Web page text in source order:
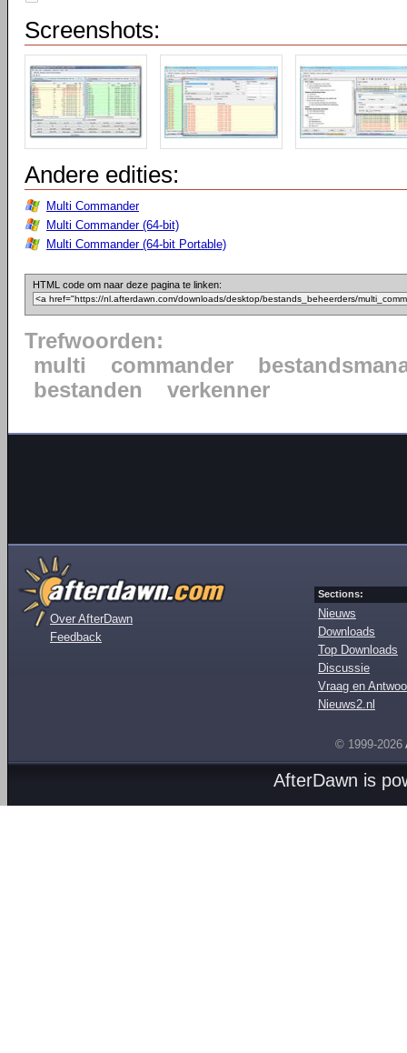
Screenshots:
Andere edities:
Multi Commander
Multi Commander (64-bit)
Multi Commander (64-bit Portable)
HTML code om naar deze pagina te linken:
Trefwoorden:
multi
commander
bestanden
verkenner
Over AfterDawn
Feedback
Sections:
Nieuws
Downloads
Top Downloads
Discussie
Vraag en
Nieuws2.nl
© 1999-2026
AfterDawn is